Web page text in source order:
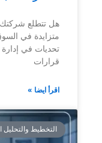
هل تتطلع شركتك
متزايدة في
تحديات في إدارة
قرارات
اقرأ ايضا »
التخطيط